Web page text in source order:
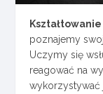
poznajemy
Uczymy się
reagować na
wykorzystywać